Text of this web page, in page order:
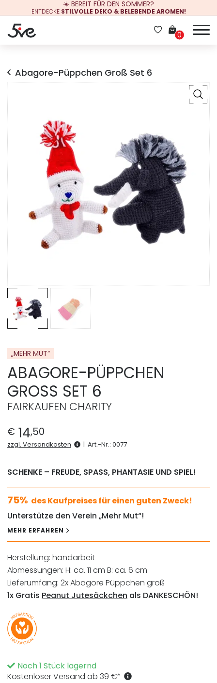
☀️ BEREIT FÜR DEN SOMMER?
ENTDECKE STILVOLLE DEKO & BELEBENDE AROMEN!
0
Abagore-Püppchen Groß Set 6
„MEHR MUT“
ABAGORE-PÜPPCHEN
GROSS SET 6
FAIRKAUFEN CHARITY
€ 14,50
zzgl. Versandkosten | Art.-Nr.: 0077
SCHENKE – FREUDE, SPASS, PHANTASIE UND SPIEL!
75% des Kaufpreises für einen guten Zweck!
Unterstütze den Verein „Mehr Mut“!
MEHR ERFAHREN
Herstellung: handarbeit
Abmessungen: H: ca. 11 cm B: ca. 6 cm
Lieferumfang: 2x Abagore Püppchen groß
1x Gratis Peanut Jutesäckchen als DANKESCHÖN!
Noch 1 Stück lagernd
Kostenloser Versand ab 39 €*